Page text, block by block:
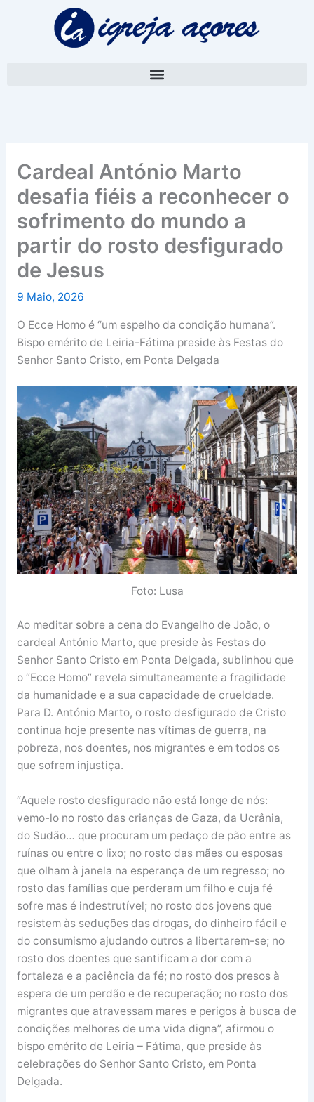
Cardeal António Marto
desafia fiéis a reconhecer o
sofrimento do mundo a
partir do rosto desfigurado
de Jesus
9 Maio, 2026
O Ecce Homo é “um espelho da condição humana”.
Bispo emérito de Leiria-Fátima preside às Festas do
Senhor Santo Cristo, em Ponta Delgada
Foto: Lusa
Ao meditar sobre a cena do Evangelho de João, o
cardeal António Marto, que preside às Festas do
Senhor Santo Cristo em Ponta Delgada, sublinhou que
o “Ecce Homo” revela simultaneamente a fragilidade
da humanidade e a sua capacidade de crueldade.
Para D. António Marto, o rosto desfigurado de Cristo
continua hoje presente nas vítimas de guerra, na
pobreza, nos doentes, nos migrantes e em todos os
que sofrem injustiça.
“Aquele rosto desfigurado não está longe de nós:
vemo-lo no rosto das crianças de Gaza, da Ucrânia,
do Sudão… que procuram um pedaço de pão entre as
ruínas ou entre o lixo; no rosto das mães ou esposas
que olham à janela na esperança de um regresso; no
rosto das famílias que perderam um filho e cuja fé
sofre mas é indestrutível; no rosto dos jovens que
resistem às seduções das drogas, do dinheiro fácil e
do consumismo ajudando outros a libertarem-se; no
rosto dos doentes que santificam a dor com a
fortaleza e a paciência da fé; no rosto dos presos à
espera de um perdão e de recuperação; no rosto dos
migrantes que atravessam mares e perigos à busca de
condições melhores de uma vida digna”, afirmou o
bispo emérito de Leiria – Fátima, que preside às
celebrações do Senhor Santo Cristo, em Ponta
Delgada.